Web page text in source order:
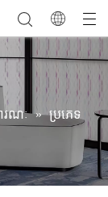
រណៈ » ប្រភេទ